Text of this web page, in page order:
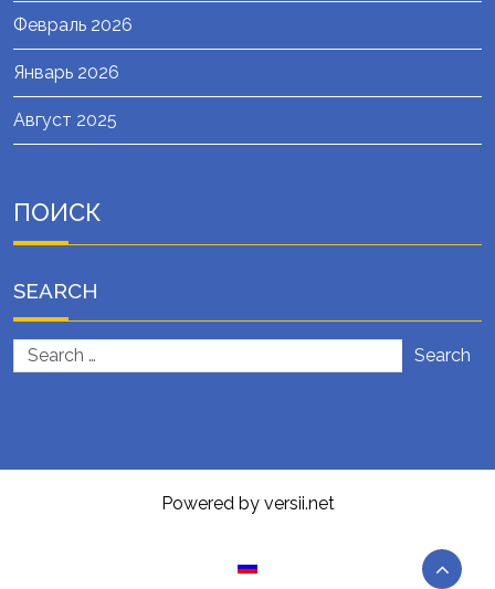
Февраль 2026
Январь 2026
Август 2025
ПОИСК
SEARCH
Search
Powered by versii.net